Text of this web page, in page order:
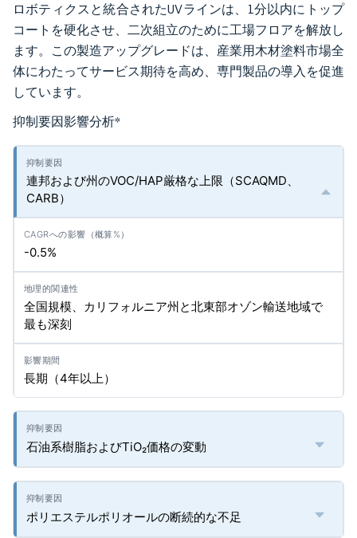
ロボティクスと統合されたUVラインは、1分以内にトップ
コートを硬化させ、二次組立のために工場フロアを解放し
ます。この製造アップグレードは、産業用木材塗料市場全
体にわたってサービス期待を高め、専門製品の導入を促進
しています。
抑制要因影響分析*
連邦および州のVOC/HAP厳格な上限（SCAQMD、
CARB）
-0.5%
全国規模、カリフォルニア州と北東部オゾン輸送地域で
最も深刻
長期（4年以上）
石油系樹脂およびTiO₂価格の変動
ポリエステルポリオールの断続的な不足